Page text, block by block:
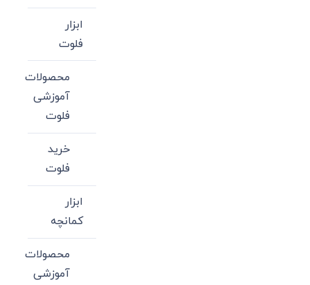
ابزار
فلوت
محصولات
آموزشی
فلوت
خرید
فلوت
ابزار
کمانچه
محصولات
آموزشی